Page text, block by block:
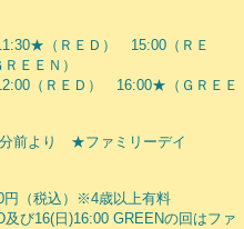
（ＲＥＤ） 15:00（ＲＥ
ＥＥＮ）
（ＲＥＤ） 16:00★（ＧＲＥＥ
前より ★ファミリーデイ
（税込）※4歳以上有料
及び16(日)16:00 GREENの回はファ